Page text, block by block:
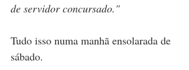
de servidor concursado."
Tudo isso numa manhã ensolarada de
sábado.